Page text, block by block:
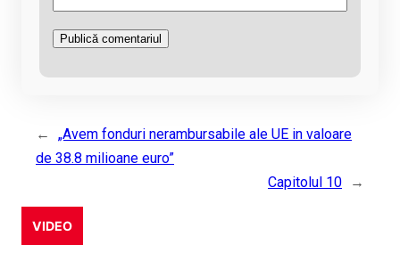
←
„Avem fonduri nerambursabile ale UE in valoare
de 38.8 milioane euro”
Capitolul 10
→
VIDEO